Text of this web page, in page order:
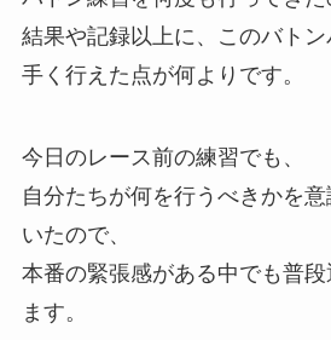
結果や記録以上に、このバト
手く行えた点が何よりです。
今日のレース前の練習でも、
自分たちが何を行うべきかを
いたので、
本番の緊張感がある中でも普
ます。